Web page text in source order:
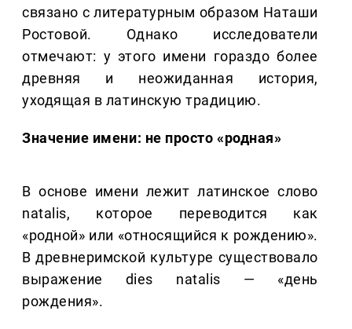
связано с литературным образом Наташи
Ростовой. Однако исследователи
отмечают: у этого имени гораздо более
древняя и неожиданная история,
уходящая в латинскую традицию.
Значение имени: не просто «родная»
В основе имени лежит латинское слово
natalis, которое переводится как
«родной» или «относящийся к рождению».
В древнеримской культуре существовало
выражение dies natalis — «день
рождения».